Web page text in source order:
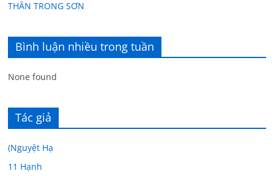
THÂN TRONG SƠN
Bình luận nhiều trong tuần
None found
Tác giả
(Nguyệt Hạ
11 Hạnh